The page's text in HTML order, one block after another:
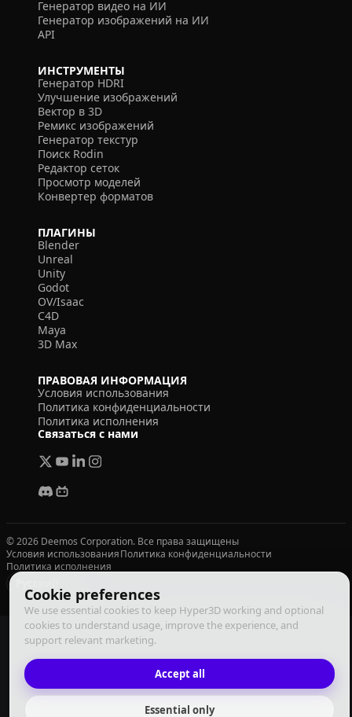
Cookie preferences
We use essential cookies to keep Hyper3D working and optional
cookies to understand usage, improve the experience, and
support relevant marketing.
Accept all
Essential only
Генератор видео на ИИ
Генератор изображений на ИИ
API
ИНСТРУМЕНТЫ
Генератор HDRI
Улучшение изображений
Вектор в 3D
Ремикс изображений
Генератор текстур
Поиск Rodin
Редактор сеток
Просмотр моделей
Конвертер форматов
ПЛАГИНЫ
Blender
Unreal
Unity
Godot
OV/Isaac
C4D
Maya
3D Max
ПРАВОВАЯ ИНФОРМАЦИЯ
Условия использования
Политика конфиденциальности
Политика исполнения
Связаться с нами
© 2026 Deemos Corporation. Все права защищены
Условия использованияПолитика конфиденциальности
Политика исполнения